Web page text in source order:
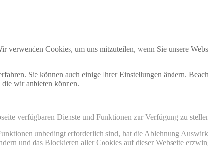
Cookies, um uns mitzuteilen, wenn Sie unsere
Sie können auch einige Ihrer Einstellungen ändern.
die wir anbieten können.
verfügbaren Dienste und Funktionen zur Verfügung zu
unbedingt erforderlich sind, hat die Ablehnung
und das Blockieren aller Cookies auf dieser Webseite